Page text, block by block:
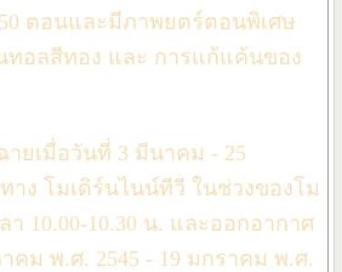
ตอนและมีภาพยตร์ตอนพิเศษ
ทอลสีทอง และ การแก้แค้นของ
ายเมื่อวันที่ 3 มีนาคม - 25
าง โมเดิร์นไนน์ทีวี ในช่วงของโม
า 10.00-10.30 น. และออกอากาศ
คม พ.ศ. 2545 - 19 มกราคม พ.ศ.